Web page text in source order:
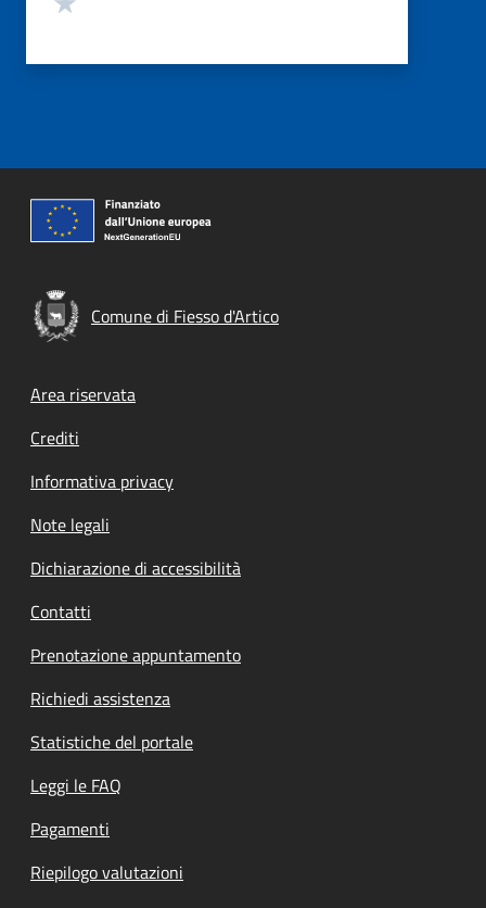
Comune di Fiesso d'Artico
Footer menu
Area riservata
Crediti
Informativa privacy
Note legali
Dichiarazione di accessibilità
Contatti
Prenotazione appuntamento
Richiedi assistenza
Statistiche del portale
Leggi le FAQ
Pagamenti
Riepilogo valutazioni